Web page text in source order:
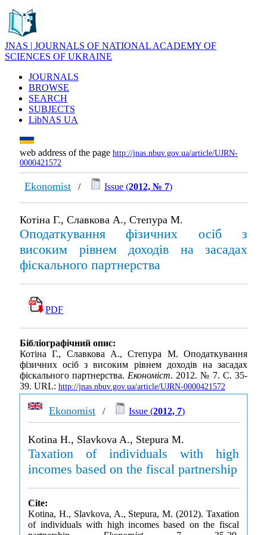
JNAS | JOURNALS OF NATIONAL ACADEMY OF
SCIENCES OF UKRAINE
JOURNALS
BROWSE
SEARCH
SUBJECTS
LibNAS UA
web address of the page http://jnas.nbuv.gov.ua/article/UJRN-
0000421572
Ekonomist / Issue (2012, № 7)
Котіна Г., Славкова А., Степура М.
Оподаткування фізичних осіб з
високим рівнем доходів на засадах
фіскального партнерства
PDF
Бібліографічний опис:
Котіна Г., Славкова А., Степура М. Оподаткування
фізичних осіб з високим рівнем доходів на засадах
фіскального партнерства. Економіст. 2012. № 7. С. 35-
39. URL: http://jnas.nbuv.gov.ua/article/UJRN-0000421572
Ekonomist / Issue (2012, 7)
Kotina H., Slavkova A., Stepura M.
Taxation of individuals with high
incomes based on the fiscal partnership
Cite:
Kotina, H., Slavkova, A., Stepura, M. (2012). Taxation
of individuals with high incomes based on the fiscal